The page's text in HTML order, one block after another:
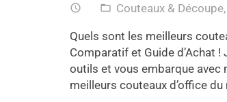
access_time folder_open Couteaux & Découpe,
Quels sont les meilleurs
Comparatif et Guide d’Achat
outils et vous embarque
meilleurs couteaux d’office